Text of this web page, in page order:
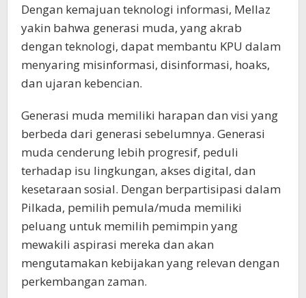
Dengan kemajuan teknologi informasi, Mellaz
yakin bahwa generasi muda, yang akrab
dengan teknologi, dapat membantu KPU dalam
menyaring misinformasi, disinformasi, hoaks,
dan ujaran kebencian.
Generasi muda memiliki harapan dan visi yang
berbeda dari generasi sebelumnya. Generasi
muda cenderung lebih progresif, peduli
terhadap isu lingkungan, akses digital, dan
kesetaraan sosial. Dengan berpartisipasi dalam
Pilkada, pemilih pemula/muda memiliki
peluang untuk memilih pemimpin yang
mewakili aspirasi mereka dan akan
mengutamakan kebijakan yang relevan dengan
perkembangan zaman.